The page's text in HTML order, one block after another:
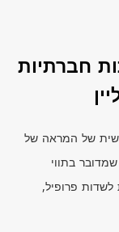
חברתיות
של המראה של
בתווי
פרופיל,